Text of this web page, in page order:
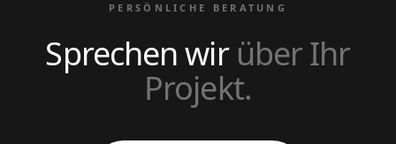
PERSÖNLICHE BERATUNG
Sprechen wir über Ihr
Projekt.